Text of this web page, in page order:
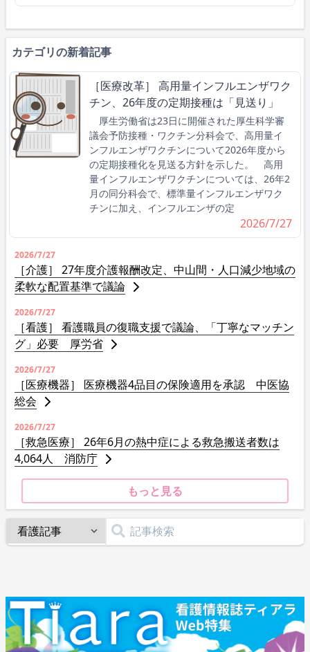
カテゴリの新着記事
［医療改革］ 高用量インフルエンザワク
チン、26年度の定期接種は「見送り」
厚生労働省は23日に開催された厚生科学審
議会予防接種・ワクチン分科会で、高用量イ
ンフルエンザワクチンについて2026年度から
の定期接種化を見送る方針を示した。 高用
量インフルエンザワクチンについては、26年2
月の同分科会で、標準量インフルエンザワク
チンに加え、インフルエンザの定
2026/7/27
2026/7/27
［介護］ 27年度介護報酬改定、中山間・人口減少地域の
柔軟な配置基準で議論
2026/7/27
［看護］ 看護職員の復職支援で議論、「丁寧なマッチン
グ」必要 厚労省
2026/7/27
［医療機器］ 医療機器4品目の保険適用を承認 中医協
総会
2026/7/27
［救急医療］ 26年6月の熱中症による救急搬送者数は
4,064人 消防庁
もっと見る